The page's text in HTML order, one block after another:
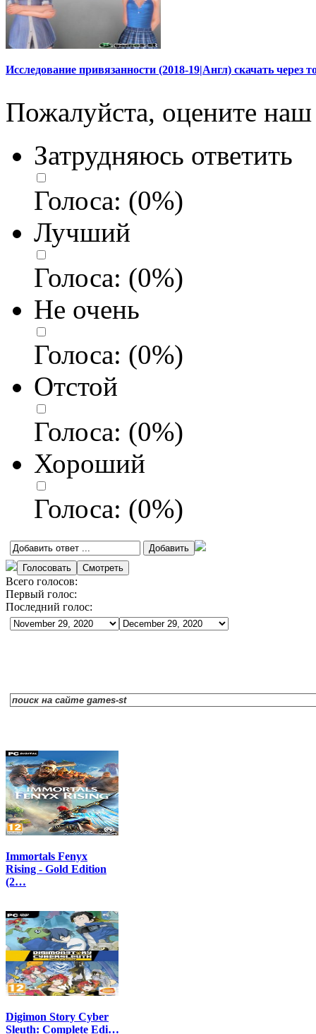
Исследование привязанности (2018-19|Англ) скачать через
Пожалуйста, оцените наш
Затрудняюсь ответить
Голоса: (0%)
Лучший
Голоса: (0%)
Не очень
Голоса: (0%)
Отстой
Голоса: (0%)
Хороший
Голоса: (0%)
Всего голосов:
Первый голос:
Последний голос:
Immortals Fenyx
Rising - Gold Edition
(2…
Digimon Story Cyber
Sleuth: Complete Edi…